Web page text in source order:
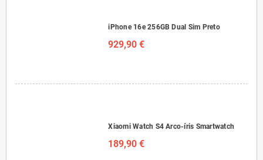
iPhone 16e 256GB Dual Sim Preto
929,90 €
Xiaomi Watch S4 Arco-íris Smartwatch
189,90 €